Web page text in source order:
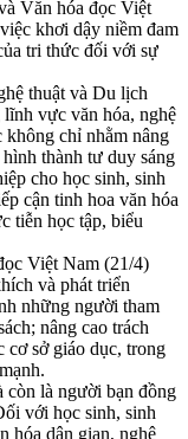
Văn hóa đọc Việt
khơi dậy niềm đam
tri thức đối với sự
thuật và Du lịch
vực văn hóa, nghệ
không chỉ nhằm nâng
thành tư duy sáng
cho học sinh, sinh
cận tinh hoa văn hóa
tiễn học tập, biểu
Việt Nam (21/4)
và phát triển
những người tham
nâng cao trách
cơ sở giáo dục, trong
là người bạn đồng
với học sinh, sinh
hóa dân gian, nghệ